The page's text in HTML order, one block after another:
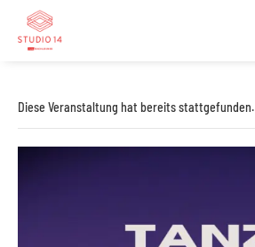
Diese Veranstaltung hat bereits stattgefunden.